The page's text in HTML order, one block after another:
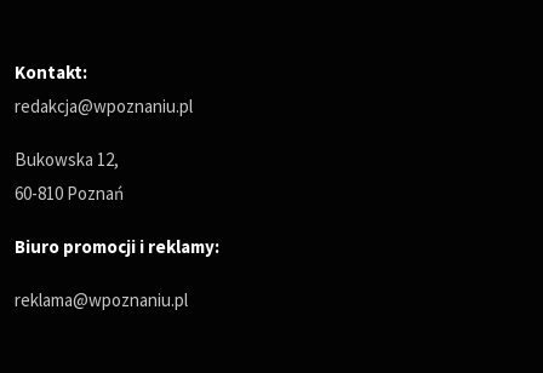
Kontakt:
redakcja@wpoznaniu.pl
Bukowska 12,
60-810 Poznań
Biuro promocji i reklamy:
reklama@wpoznaniu.pl